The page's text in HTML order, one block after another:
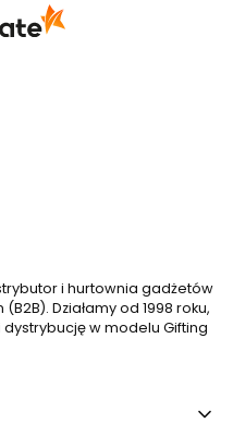
i hurtownia gadżetów
Działamy od 1998 roku,
w modelu Gifting